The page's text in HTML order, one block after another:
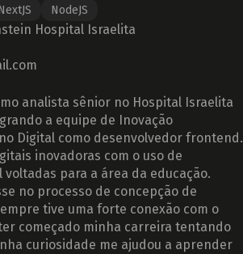
NodeJS
Hospital Israelita
analista sênior no Hospital Israelita
a equipe de Inovação
Digital como desenvolvedor frontend.
inovadoras com o uso de
para a área da educação.
no processo de concepção de
tive uma forte conexão com o
começado minha carreira tentando
curiosidade me ajudou a aprender